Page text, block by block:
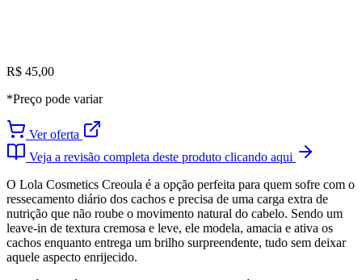
R$ 45,00
*Preço pode variar
Ver oferta
Veja a revisão completa deste produto clicando aqui
O Lola Cosmetics Creoula é a opção perfeita para quem sofre com o
ressecamento diário dos cachos e precisa de uma carga extra de
nutrição que não roube o movimento natural do cabelo. Sendo um
leave-in de textura cremosa e leve, ele modela, amacia e ativa os
cachos enquanto entrega um brilho surpreendente, tudo sem deixar
aquele aspecto enrijecido.